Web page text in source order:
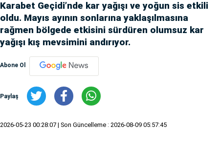
Karabet Geçidi’nde kar yağışı ve yoğun sis etkili
oldu. Mayıs ayının sonlarına yaklaşılmasına
rağmen bölgede etkisini sürdüren olumsuz kar
yağışı kış mevsimini andırıyor.
Abone Ol
Paylaş
2026-05-23 00:28:07 | Son Güncelleme : 2026-08-09 05:57:45